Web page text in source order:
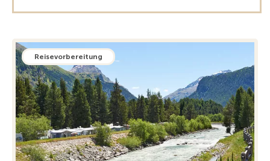
Reisevorbereitung